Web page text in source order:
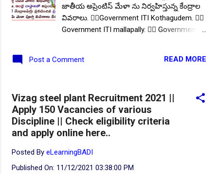
జాతీయ అప్రెంటిస్ మేళా ను నిర్వహిస్తున్న కేంద్రాల
వివరాలు. 👉🏻Government ITI Kothagudem. 👉🏻
Government ITI mallapally. 👉🏻 Government
Nalgonda. 👉🏻 Government ITI Nizamabad.
ITI Peddapelly. 👉🏻Government ITI Warangal.
👆 మీకు దగ్గరలో ఉన్న పై ఐటిఐ కాలేజీలలో
అప్రెంటిస్ మేళా కు హాజరు కాగలరు. 👉అప్రెంటిస్
మేళా పూర్తి వివరాలు వీడియొలో..👇 👉 ఐటిఐ పాస్
వెయిట్ చేస్తున్న వాళ్లు,AITT-CBT ki Appering
candidate అందరూ కూడా ఎలిజిబుల్. 👉 జాబ్
Post a Comment READ MORE
Vizag steel plant Recruitment 2021 ||
Apply 150 Vacancies of various
Discipline || Check eligibility criteria
and apply online here..
Posted By eLearningBADI
Published On: 11/12/2021 03:38:00 PM